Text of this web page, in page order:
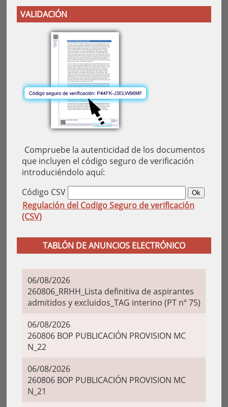
VALIDACIÓN
Compruebe la autenticidad de los documentos
que incluyen el código seguro de verificación
introduciéndolo aquí:
Código CSV
Regulación del Codigo Seguro de verificación
(CSV)
TABLÓN DE ANUNCIOS ELECTRÓNICO
06/08/2026
260806_RRHH_Lista definitiva de aspirantes
admitidos y excluidos_TAG interino (PT nº 75)
06/08/2026
260806 BOP PUBLICACIÓN PROVISION MC
N_22
06/08/2026
260806 BOP PUBLICACIÓN PROVISION MC
N_21